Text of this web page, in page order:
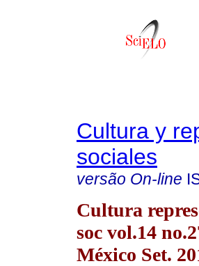
Cultura y
sociales
versão On-line
Cultura
soc vol.14
México Set.